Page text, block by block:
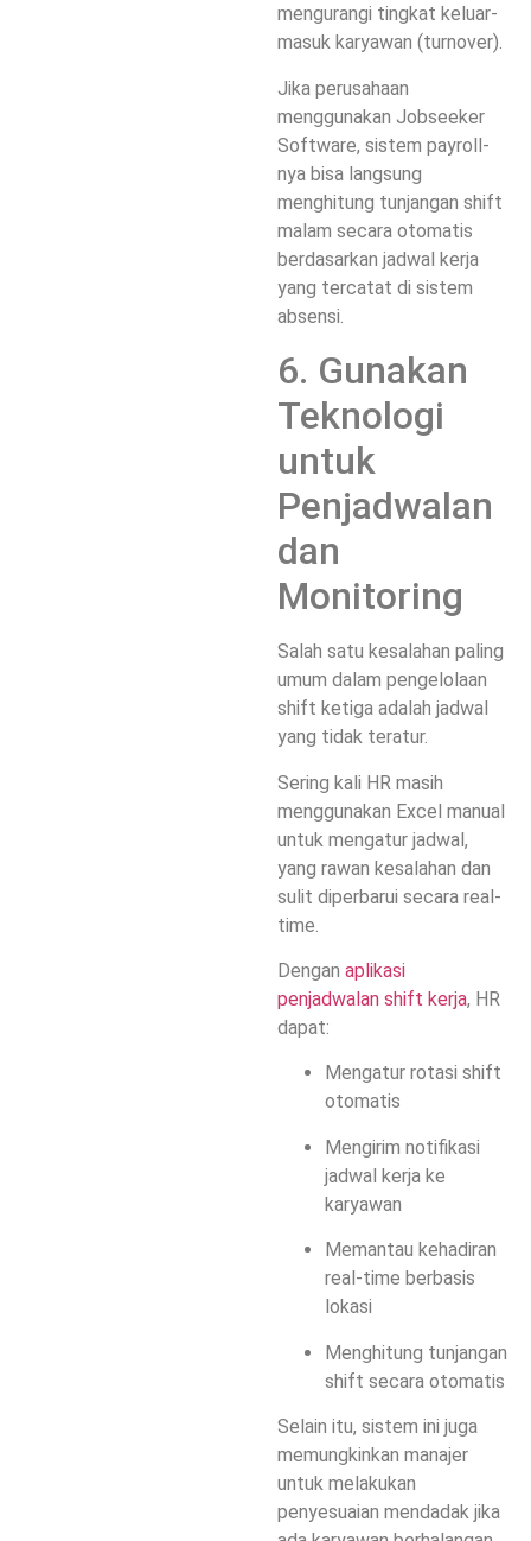
mengurangi tingkat keluar-
masuk karyawan (turnover).
Jika perusahaan
menggunakan Jobseeker
Software, sistem payroll-
nya bisa langsung
menghitung tunjangan shift
malam secara otomatis
berdasarkan jadwal kerja
yang tercatat di sistem
absensi.
6. Gunakan
Teknologi
untuk
Penjadwalan
dan
Monitoring
Salah satu kesalahan paling
umum dalam pengelolaan
shift ketiga adalah jadwal
yang tidak teratur.
Sering kali HR masih
menggunakan Excel manual
untuk mengatur jadwal,
yang rawan kesalahan dan
sulit diperbarui secara real-
time.
Dengan aplikasi
penjadwalan shift kerja, HR
dapat:
Mengatur rotasi shift
otomatis
Mengirim notifikasi
jadwal kerja ke
karyawan
Memantau kehadiran
real-time berbasis
lokasi
Menghitung tunjangan
shift secara otomatis
Selain itu, sistem ini juga
memungkinkan manajer
untuk melakukan
penyesuaian mendadak jika